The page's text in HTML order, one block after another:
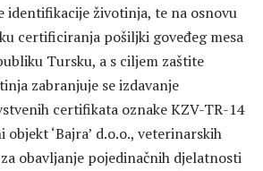
identifikacije životinja, te na osnovu
certificiranja pošiljki goveđeg mesa
Tursku, a s ciljem zaštite
zabranjuje se izdavanje
certifikata oznake KZV-TR-14
‘Bajra’ d.o.o., veterinarskih
obavljanje pojedinačnih djelatnosti